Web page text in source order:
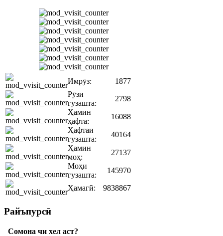
Имрӯз:
1877
Рӯзи
гузашта:
2798
Ҳамин
ҳафта:
16088
Ҳафтаи
гузашта:
40164
Ҳамин
моҳ:
27137
Моҳи
гузашта:
145970
Ҳамагӣ: 9838867
Райъпурсӣ
Сомона чи хел аст?